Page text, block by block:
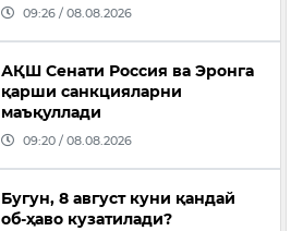
09:26 / 08.08.2026
АҚШ Сенати Россия ва Эронга
қарши санкцияларни
маъқуллади
09:20 / 08.08.2026
Бугун, 8 август куни қандай
об-ҳаво кузатилади?